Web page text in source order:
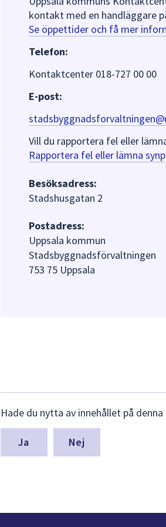
kontakt med en handläggare
Se öppettider och få mer
Telefon:
Kontaktcenter 018-727 00 00
E-post:
Vill du rapportera fel eller
Rapportera fel eller lämna
Besöksadress:
Stadshusgatan 2
Postadress:
Uppsala kommun
Stadsbyggnadsförvaltningen
753 75 Uppsala
synpunkter
för
denna
Hade du nytta av innehållet på denna
Nej